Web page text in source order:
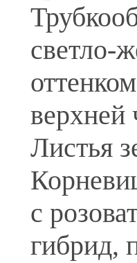
светло-
верхней
Листья
с
гибрид,